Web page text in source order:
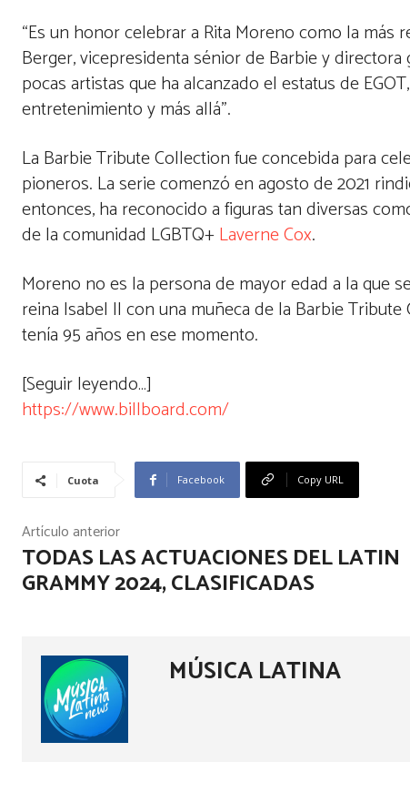
“Es un honor celebrar a Rita Moreno como la
Berger, vicepresidenta sénior de Barbie y
pocas artistas que ha alcanzado el estatus de
entretenimiento y más allá”.
La Barbie Tribute Collection fue concebida para
pioneros. La serie comenzó en agosto de 2021
entonces, ha reconocido a figuras tan diversas
de la comunidad LGBTQ+Laverne Cox.
Moreno no es la persona de mayor edad a la que
reina Isabel II con una muñeca de la Barbie
tenía 95 años en ese momento.
[Seguir leyendo…]
https://www.billboard.com/
Cuota Facebook Copy URL
Artículo anterior
TODAS LAS ACTUACIONES DEL LATIN
GRAMMY 2024, CLASIFICADAS
MÚSICA LATINA